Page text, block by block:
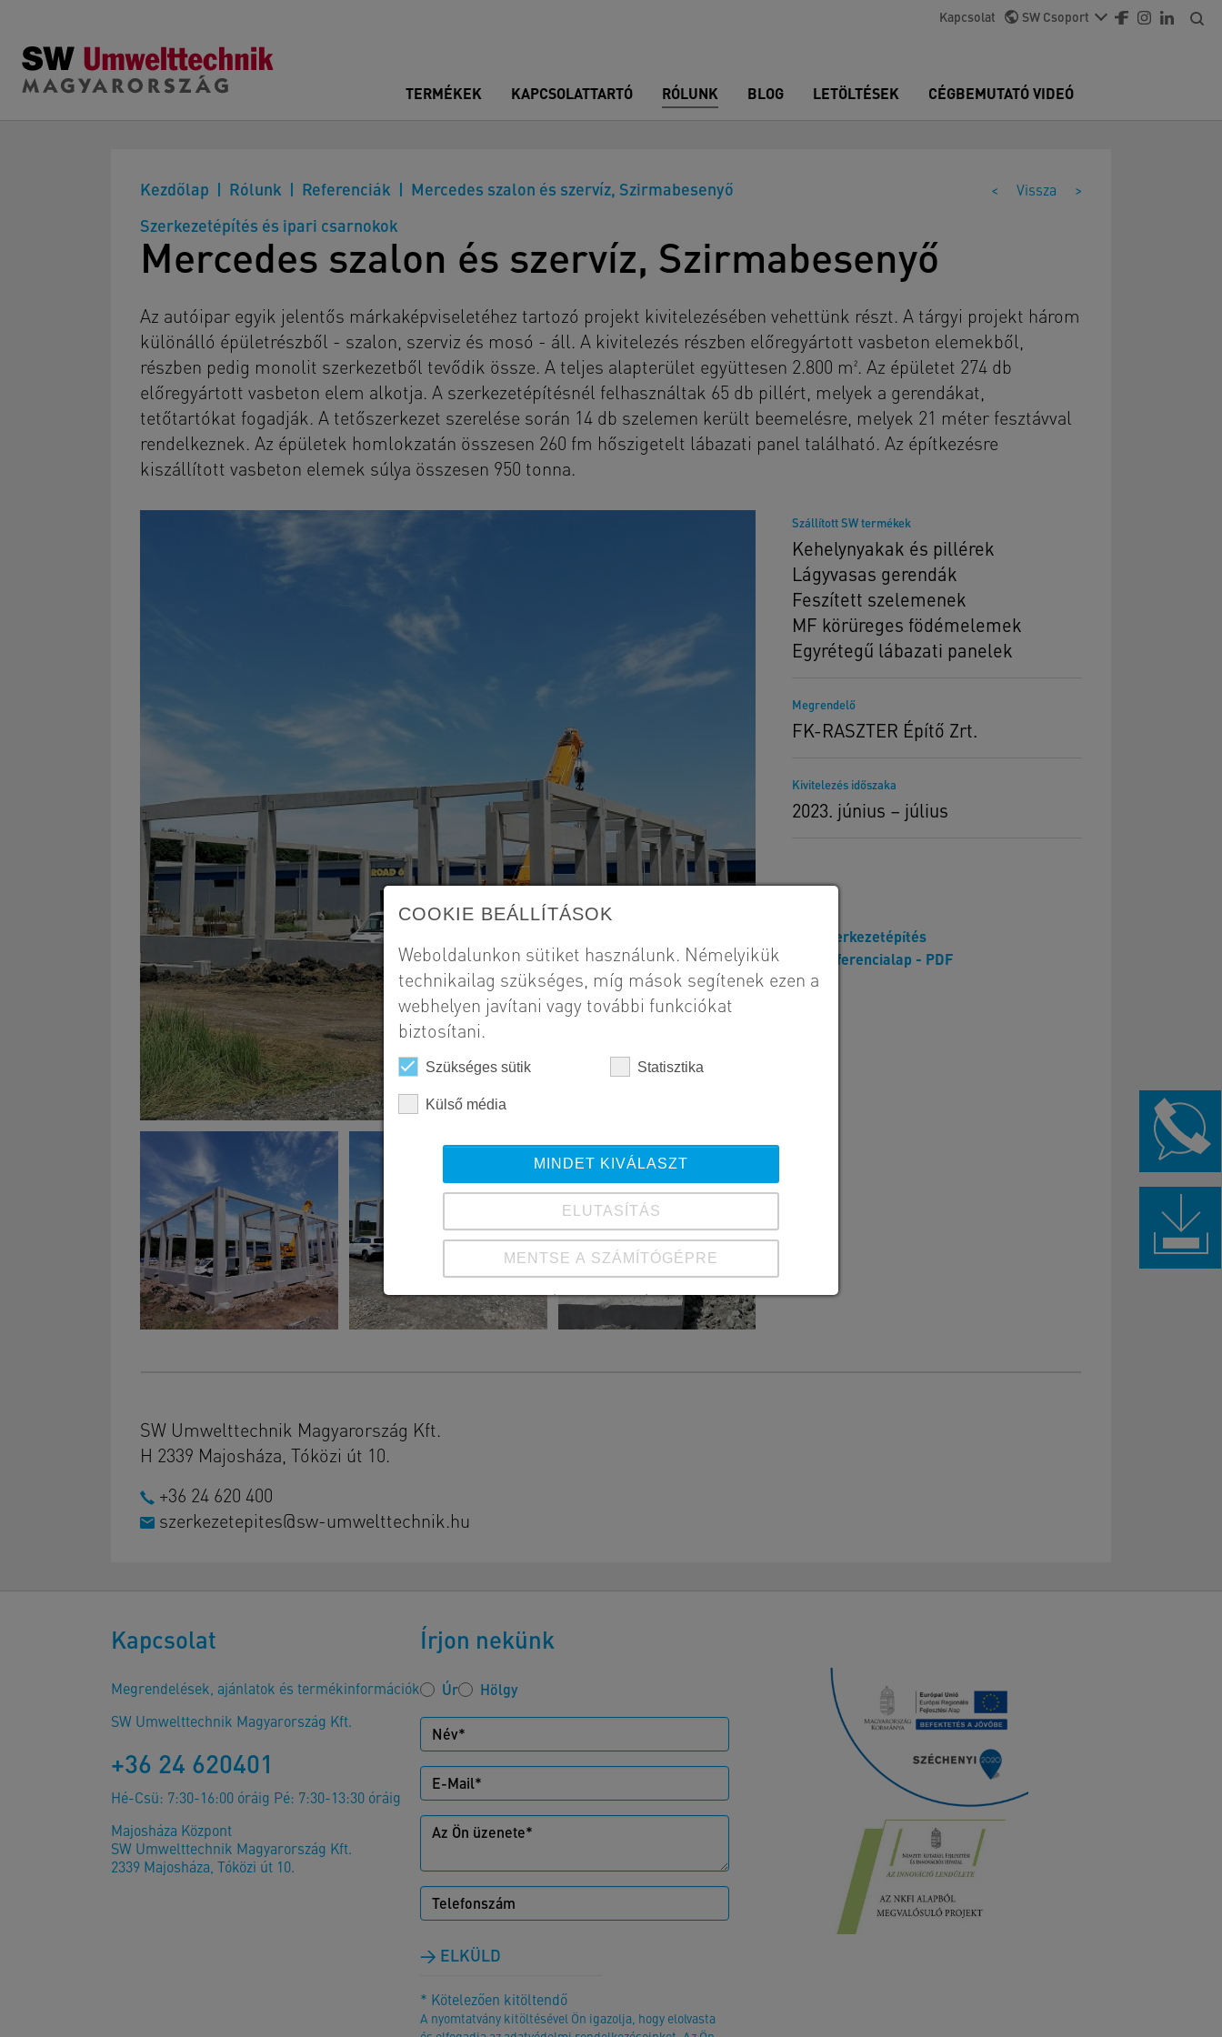
Kapcsolat SW Csoport
TERMÉKEK KAPCSOLATTARTÓ RÓLUNK BLOG LETÖLTÉSEK CÉGBEMUTATÓ VIDEÓ
Kezdőlap Rólunk Referenciák Mercedes szalon és szervíz, Szirmabesenyő < Vissza >
Szerkezetépítés és ipari csarnokok
Mercedes szalon és szervíz, Szirmabesenyő
Az autóipar egyik jelentős márkaképviseletéhez tartozó projekt kivitelezésében vehettünk részt. A tárgyi projekt három
különálló épületrészből - szalon, szerviz és mosó - áll. A kivitelezés részben előregyártott vasbeton elemekből,
részben pedig monolit szerkezetből tevődik össze. A teljes alapterület együttesen 2.800 m². Az épületet 274 db
előregyártott vasbeton elem alkotja. A szerkezetépítésnél felhasználtak 65 db pillért, melyek a gerendákat,
tetőtartókat fogadják. A tetőszerkezet szerelése során 14 db szelemen került beemelésre, melyek 21 méter fesztávval
rendelkeznek. Az épületek homlokzatán összesen 260 fm hőszigetelt lábazati panel található. Az építkezésre
kiszállított vasbeton elemek súlya összesen 950 tonna.
Szállított SW termékek
Kehelynyakak és pillérek
Lágyvasas gerendák
Feszített szelemenek
MF körüreges födémelemek
Egyrétegű lábazati panelek
Megrendelő
FK-RASZTER Építő Zrt.
Kivitelezés időszaka
2023. június – július
Szerkezetépítés
Referencialap - PDF
SW Umwelttechnik Magyarország Kft.
H 2339 Majosháza, Tóközi út 10.
+36 24 620 400
szerkezetepites@sw-umwelttechnik.hu
Kapcsolat
Megrendelések, ajánlatok és termékinformációk
SW Umwelttechnik Magyarország Kft.
+36 24 620401
Hé-Csü: 7:30-16:00 óráig Pé: 7:30-13:30 óráig
Majosháza Központ
SW Umwelttechnik Magyarország Kft.
2339 Majosháza, Tóközi út 10.
Írjon nekünk
Úr Hölgy
ELKÜLD
* Kötelezően kitöltendő
A nyomtatvány kitöltésével Ön igazolja, hogy elolvasta
COOKIE BEÁLLÍTÁSOK
Weboldalunkon sütiket használunk. Némelyikük
technikailag szükséges, míg mások segítenek ezen a
webhelyen javítani vagy további funkciókat
biztosítani.
Szükséges sütik Statisztika
Külső média
MINDET KIVÁLASZT
ELUTASÍTÁS
MENTSE A SZÁMÍTÓGÉPRE
Részletek megtekintése
Impresszum|Adatvédelem